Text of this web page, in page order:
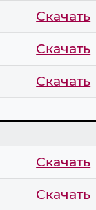
Скачать
Скачать
Скачать
Скачать
Скачать